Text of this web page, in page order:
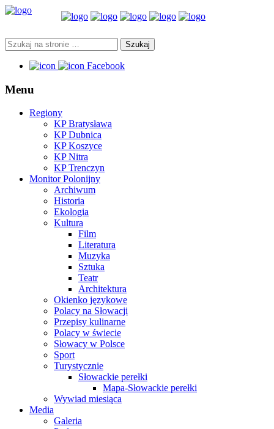
Facebook
Menu
Regiony
KP Bratysława
KP Dubnica
KP Koszyce
KP Nitra
KP Trenczyn
Monitor Polonijny
Archiwum
Historia
Ekologia
Kultura
Film
Literatura
Muzyka
Sztuka
Teatr
Architektura
Okienko językowe
Polacy na Słowacji
Przepisy kulinarne
Polacy w świecie
Słowacy w Polsce
Sport
Turystycznie
Słowackie perełki
Mapa-Słowackie perełki
Wywiad miesiąca
Media
Galeria